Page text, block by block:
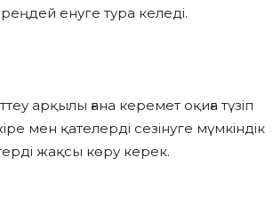
енуге тура келеді.
арқылы ғана керемет оқиға түзіп
мен қателерді сезінуге мүмкіндік
жақсы көру керек.